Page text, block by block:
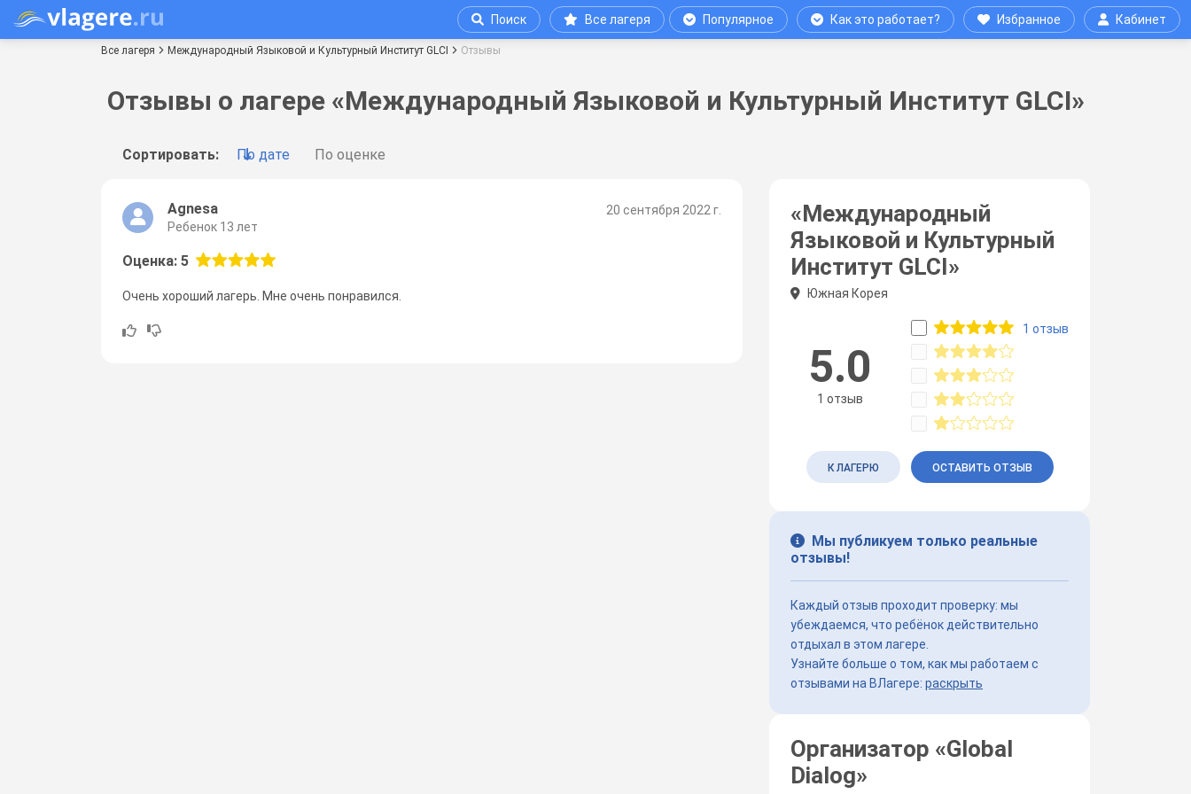
Поиск Все лагеря Популярное Как это работает? Избранное Кабинет
Все лагеря Международный Языковой и Культурный Институт GLCI Отзывы
Отзывы о лагере «Международный Языковой и Культурный Институт GLCI»
Сортировать: По дате По оценке
20 сентября 2022 г.
Agnesa
Ребенок 13 лет
Оценка: 5
Очень хороший лагерь. Мне очень понравился.
«Международный
Языковой и Культурный
Институт GLCI»
Южная Корея
5.0
1 отзыв
1 отзыв
К ЛАГЕРЮ ОСТАВИТЬ ОТЗЫВ
Мы публикуем только реальные
отзывы!
Каждый отзыв проходит проверку: мы
убеждаемся, что ребёнок действительно
отдыхал в этом лагере.
Узнайте больше о том, как мы работаем с
отзывами на ВЛагере: раскрыть
Организатор «Global
Dialog»